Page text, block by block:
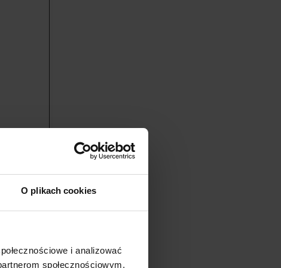
O plikach cookies
i analizować
społecznościowym,
na